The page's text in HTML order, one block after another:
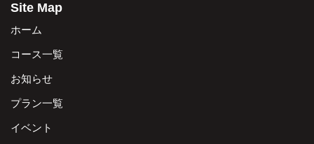
Site Map
ホーム
コース一覧
お知らせ
プラン一覧
イベント